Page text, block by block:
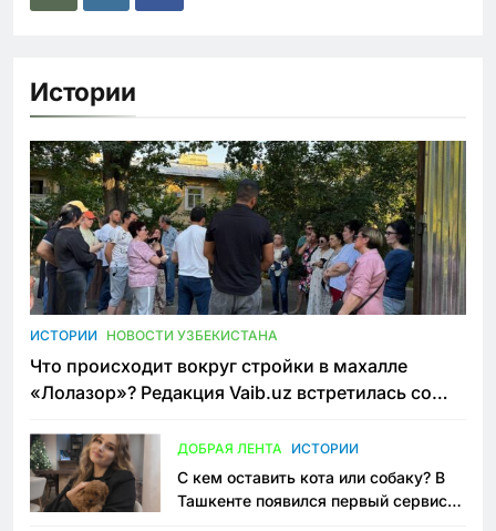
Истории
ИСТОРИИ НОВОСТИ УЗБЕКИСТАНА
Что происходит вокруг стройки в махалле
«Лолазор»? Редакция Vaib.uz встретилась со
ДОБРАЯ ЛЕНТА ИСТОРИИ
С кем оставить кота или собаку? В
Ташкенте появился первый сервис